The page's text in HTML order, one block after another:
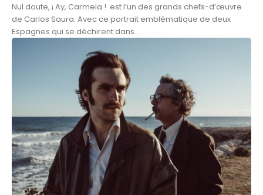
Nul doute, ¡ Ay, Carmela ! est l’un des grands chefs-d’œuvre
de Carlos Saura. Avec ce portrait emblématique de deux
Espagnes qui se déchirent dans...